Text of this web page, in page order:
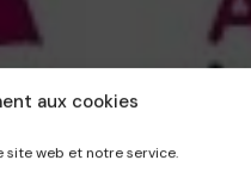
aux cookies
site web et notre service.